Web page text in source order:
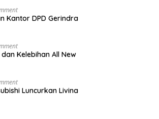
Kantor DPD Gerindra
Kelebihan All New
Luncurkan Livina